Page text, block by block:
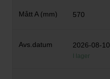
570
2026-08-10
I lager